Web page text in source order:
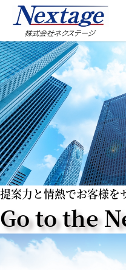
提案力と情熱でお客様を
Go to the